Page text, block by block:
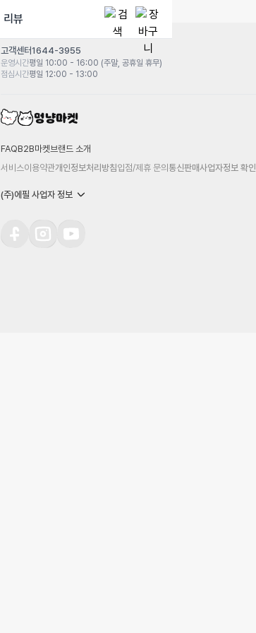
리뷰
고객센터1644-3955
운영시간평일 10:00 - 16:00 (주말, 공휴일 휴무)
점심시간평일 12:00 - 13:00
FAQB2B마켓 브랜드 소개
서비스이용약관개인정보처리방침입점/제휴 문의통신판매사업자정보 확인
(주)에필 사업자 정보